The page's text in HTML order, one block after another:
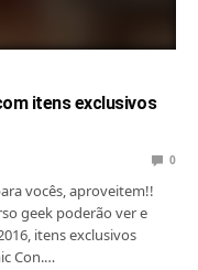
itens exclusivos
0
vocês, aproveitem!!
geek poderão ver e
itens exclusivos
Con.…